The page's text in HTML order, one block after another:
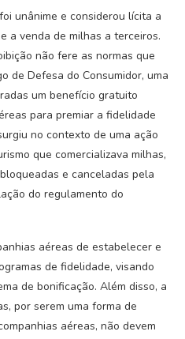
unânime e considerou lícita a
a venda de milhas a terceiros.
não fere as normas que
de Defesa do Consumidor, uma
um benefício gratuito
para premiar a fidelidade
no contexto de uma ação
que comercializava milhas,
e canceladas pela
do regulamento do
aéreas de estabelecer e
de fidelidade, visando
de bonificação. Além disso, a
por serem uma forma de
aéreas, não devem